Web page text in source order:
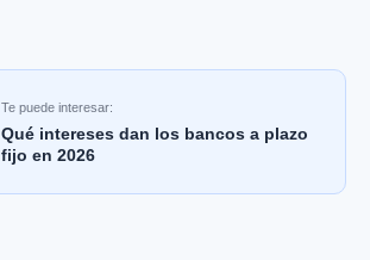
Te puede interesar:
Qué intereses dan los bancos a plazo
fijo en 2026